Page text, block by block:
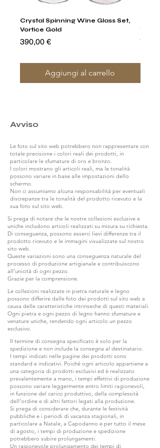
Crystal Spinning Wine Glass Set,
Vortice Gold
Prezzo
390,00 €
Aggiungi al carrello
Prezzo
Avviso
Le foto sul sito web potrebbero non rappresentare con
totale precisione i colori reali dei prodotti, in
particolare le sfumature di oro e bronzo.
I colori mostrano gli articoli reali, ma le tonalità
possono variare in base alle impostazioni dello
schermo.
Non ci assumiamo alcuna responsabilità per eventuali
discrepanze tra le tonalità del prodotto ricevuto e la
sua foto sul sito web.
Si prega di notare che le nostre collezioni esclusive e
uniche includono articoli realizzati su misura su richiesta.
Di conseguenza, possono esserci lievi differenze tra il
prodotto ricevuto e le immagini visualizzate sul nostro
sito web.
Queste variazioni sono una conseguenza naturale del
processo di produzione artigianale e contribuiscono
all’unicità di ogni pezzo.
Grazie per la comprensione.
Le collezioni realizzate in pietra naturale e legno
possono differire dalle foto dei prodotti sul sito web a
causa delle caratteristiche intrinseche di questi materiali.
Ogni pietra e ogni pezzo di legno hanno sfumature e
venature uniche, rendendo ogni articolo un pezzo
esclusivo.
Il termine di consegna specificato è solo per la
spedizione e non include la consegna al destinatario.
I tempi indicati nelle pagine dei prodotti sono
standard e indicativi. Poiché ogni articolo appartiene a
una categoria di prodotti esclusivi ed è realizzato
prevalentemente a mano, i tempi effettivi di produzione
possono variare leggermente entro limiti ragionevoli,
in funzione del carico produttivo, della complessità
dell’ordine e di altri fattori legati alla produzione.
Si prega di considerare che, durante le festività
pubbliche e i periodi di vacanza stagionali, in
particolare a Natale, a Capodanno e per tutto il mese
di agosto, i tempi di produzione e spedizione
potrebbero subire prolungamenti.
Un ragionevole prolungamento dei tempi di